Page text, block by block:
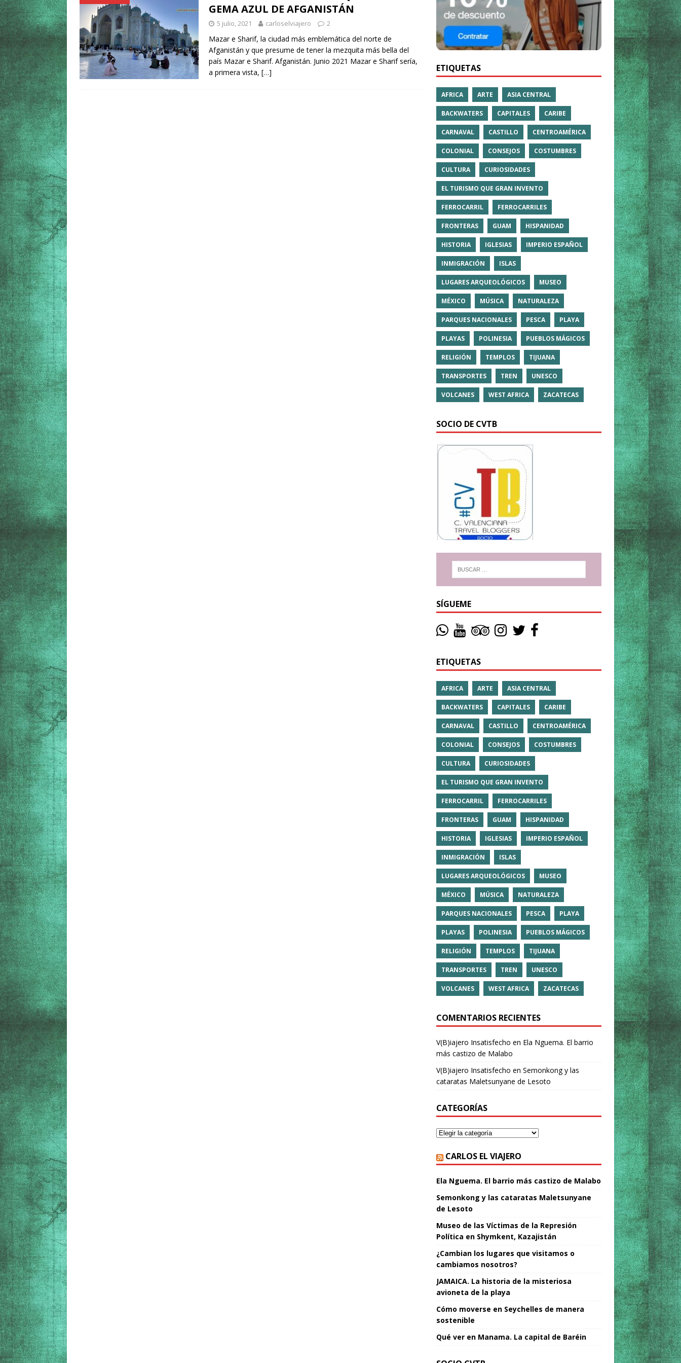
GEMA AZUL DE AFGANISTÁN
5 julio, 2021 carloselviajero 2
Mazar e Sharif, la ciudad más emblemática del norte de
Afganistán y que presume de tener la mezquita más bella del
país Mazar e Sharif. Afganistán. Junio 2021 Mazar e Sharif sería,
a primera vista, […] ETIQUETAS
AFRICA ARTE ASIA CENTRAL
BACKWATERS CAPITALES CARIBE
CARNAVAL CASTILLO CENTROAMÉRICA
COLONIAL CONSEJOS COSTUMBRES
CULTURA CURIOSIDADES
EL TURISMO QUE GRAN INVENTO
FERROCARRIL FERROCARRILES
FRONTERAS GUAM HISPANIDAD
HISTORIA IGLESIAS IMPERIO ESPAÑOL
INMIGRACIÓN ISLAS
LUGARES ARQUEOLÓGICOS MUSEO
MÉXICO MÚSICA NATURALEZA
PARQUES NACIONALES PESCA PLAYA
PLAYAS POLINESIA PUEBLOS MÁGICOS
RELIGIÓN TEMPLOS TIJUANA
TRANSPORTES TREN UNESCO
VOLCANES WEST AFRICA ZACATECAS
SOCIO DE CVTB
SÍGUEME
ETIQUETAS
AFRICA ARTE ASIA CENTRAL
BACKWATERS CAPITALES CARIBE
CARNAVAL CASTILLO CENTROAMÉRICA
COLONIAL CONSEJOS COSTUMBRES
CULTURA CURIOSIDADES
EL TURISMO QUE GRAN INVENTO
FERROCARRIL FERROCARRILES
FRONTERAS GUAM HISPANIDAD
HISTORIA IGLESIAS IMPERIO ESPAÑOL
INMIGRACIÓN ISLAS
LUGARES ARQUEOLÓGICOS MUSEO
MÉXICO MÚSICA NATURALEZA
PARQUES NACIONALES PESCA PLAYA
PLAYAS POLINESIA PUEBLOS MÁGICOS
RELIGIÓN TEMPLOS TIJUANA
TRANSPORTES TREN UNESCO
VOLCANES WEST AFRICA ZACATECAS
COMENTARIOS RECIENTES
V(B)iajero Insatisfecho en Ela Nguema. El barrio
más castizo de Malabo
V(B)iajero Insatisfecho en Semonkong y las
cataratas Maletsunyane de Lesoto
CATEGORÍAS
CARLOS EL VIAJERO
Ela Nguema. El barrio más castizo de Malabo
Semonkong y las cataratas Maletsunyane
de Lesoto
Museo de las Víctimas de la Represión
Política en Shymkent, Kazajistán
¿Cambian los lugares que visitamos o
cambiamos nosotros?
JAMAICA. La historia de la misteriosa
avioneta de la playa
Cómo moverse en Seychelles de manera
sostenible
Qué ver en Manama. La capital de Baréin